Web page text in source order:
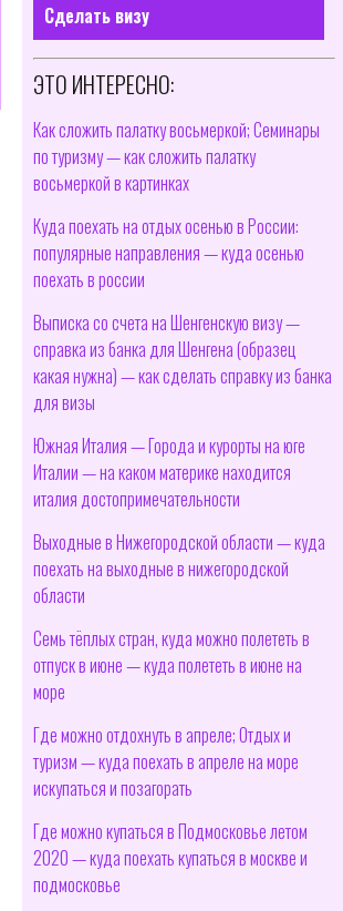
Сделать визу
ЭТО ИНТЕРЕСНО:
Как сложить палатку восьмеркой; Семинары
по туризму — как сложить палатку
восьмеркой в картинках
Куда поехать на отдых осенью в России:
популярные направления — куда осенью
поехать в россии
Выписка со счета на Шенгенскую визу —
справка из банка для Шенгена (образец
какая нужна) — как сделать справку из банка
для визы
Южная Италия — Города и курорты на юге
Италии — на каком материке находится
италия достопримечательности
Выходные в Нижегородской области — куда
поехать на выходные в нижегородской
области
Семь тёплых стран, куда можно полететь в
отпуск в июне — куда полететь в июне на
море
Где можно отдохнуть в апреле; Отдых и
туризм — куда поехать в апреле на море
искупаться и позагорать
Где можно купаться в Подмосковье летом
2020 — куда поехать купаться в москве и
подмосковье